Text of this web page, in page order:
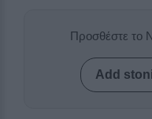
Προσθέστε το
Add